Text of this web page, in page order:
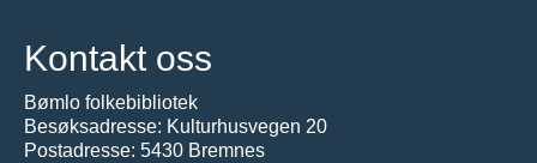
Kontakt oss
Bømlo folkebibliotek
Besøksadresse: Kulturhusvegen 20
Postadresse: 5430 Bremnes